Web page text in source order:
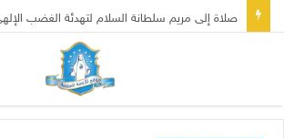
صلاة إلى مريم سلطانة السلام لتهدئة الغضب الإلهي